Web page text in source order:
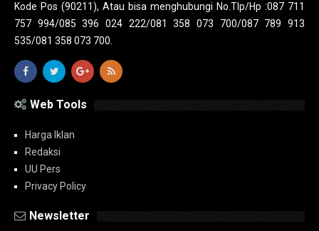
Kode Pos (90211), Atau bisa menghubungi No.Tlp/Hp :087 711
757 994/085 396 024 222/081 358 073 700/087 789 913
535/081 358 073 700.
Web Tools
Harga Iklan
Redaksi
UU Pers
Privacy Policy
Newsletter